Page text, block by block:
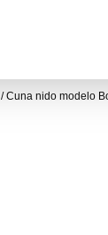
/ Cuna nido modelo